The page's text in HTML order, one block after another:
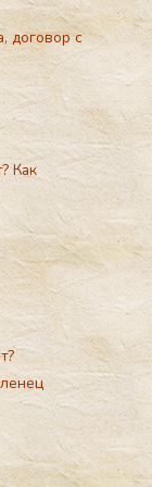
договор с
Как